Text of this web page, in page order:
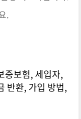
.
증보험, 세입자,
반환, 가입 방법,